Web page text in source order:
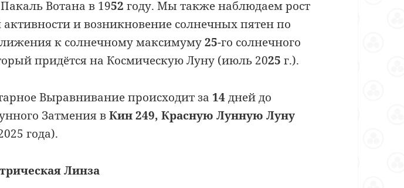
Вотана в 1952 году. Мы также наблюдаем рост
активности и возникновение солнечных пятен по
к солнечному максимуму25-го солнечного
придётся на Космическую Луну (июль 2025 г.).
Выравнивание происходит за 14дней до
Затмения вКин 249, Красную Лунную Луну
года).
Линза